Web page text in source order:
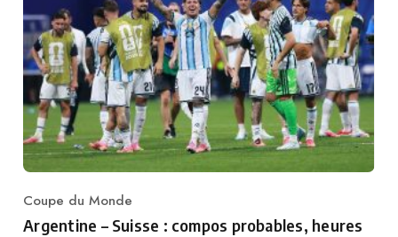
Category
Coupe du Monde
Argentine – Suisse : compos probables, heures